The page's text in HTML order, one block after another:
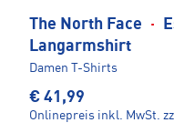
The North Face ·
Langarmshirt
Damen T-Shirts
€ 41,99
Onlinepreis inkl. MwSt.